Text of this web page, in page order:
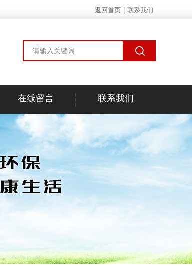
返回首页 联系我们
在线留言 联系我们